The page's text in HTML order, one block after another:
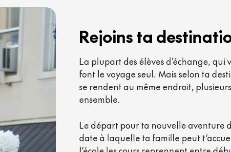
Rejoinsta
La plupart des élèves d’échange,
font le voyage seul. Mais selon ta
se rendent au même endroit,
ensemble.
Le départ pour ta nouvelle aventure
date à laquelle ta famille peut